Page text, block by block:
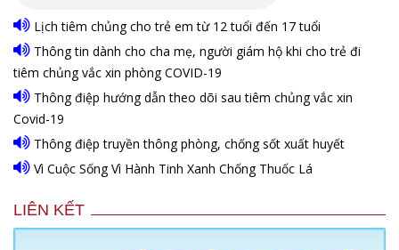
Lịch tiêm chủng cho trẻ em từ 12 tuổi đến 17 tuổi
Thông tin dành cho cha mẹ, người giám hộ khi cho trẻ đi
tiêm chủng vắc xin phòng COVID-19
Thông điệp hướng dẫn theo dõi sau tiêm chủng vắc xin
Covid-19
Thông điệp truyền thông phòng, chống sốt xuất huyết
Vì Cuộc Sống Vì Hành Tinh Xanh Chống Thuốc Lá
LIÊN KẾT